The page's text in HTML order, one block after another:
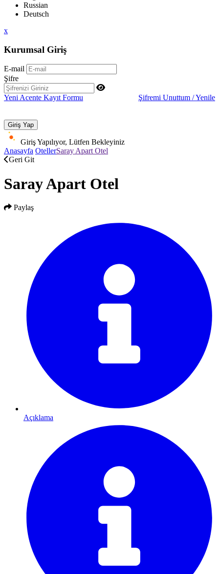
Russian
Deutsch
x
Kurumsal Giriş
E-mail
Şifre
Yeni Acente Kayıt Formu Şifremi Unuttum / Yenile
Giriş Yapılıyor, Lütfen Bekleyiniz
Anasayfa OtellerSaray Apart Otel
Geri Git
Saray Apart Otel
Paylaş
Açıklama